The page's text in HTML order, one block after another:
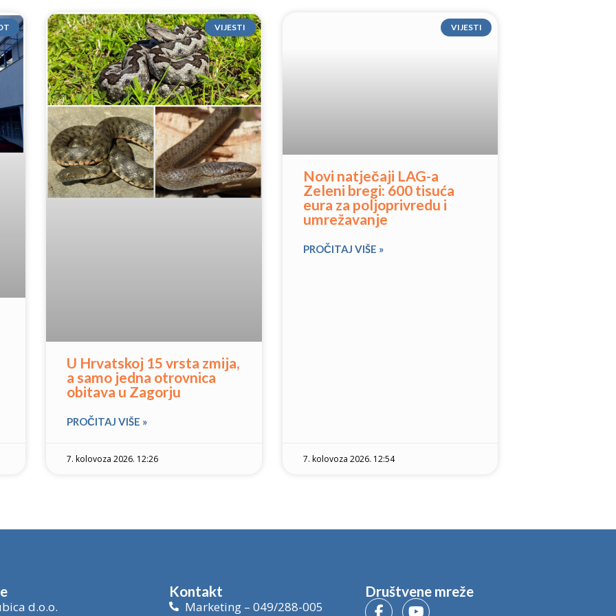
VIJESTI
U Hrvatskoj 15 vrsta zmija,
a samo jedna otrovnica
obitava u Zagorju
PROČITAJ VIŠE »
7. kolovoza 2026. 12:26
VIJESTI
Novi natječaji LAG-a
Zeleni bregi: 600 tisuća
eura za poljoprivredu i
umrežavanje
PROČITAJ VIŠE »
7. kolovoza 2026. 12:54
d.o.o.
Kontakt
Marketing – 049/288-005
Društvene mreže